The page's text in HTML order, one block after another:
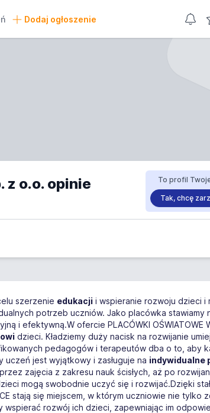
Dodaj ogłoszenie
z o.o. opinie To profil
Tak, chcę
szerzenie edukacji i wspieranie rozwoju dzieci i
potrzeb uczniów. Jako placówka stawiamy
i efektywną.W ofercie PLACÓWKI OŚWIATOWE
dzieci. Kładziemy duży nacisk na rozwijanie
pedagogów i terapeutów dba o to, aby
jest wyjątkowy i zasługuje na indywidualne
zajęcia z zakresu nauk ścisłych, aż po
mogą swobodnie uczyć się i rozwijać.Dzięki
stają się miejscem, w którym uczniowie nie tylko
wspierać rozwój ich dzieci, zapewniając im